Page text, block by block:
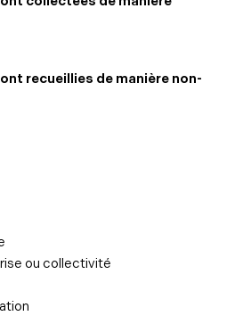
recueillies de manière non-
ou collectivité